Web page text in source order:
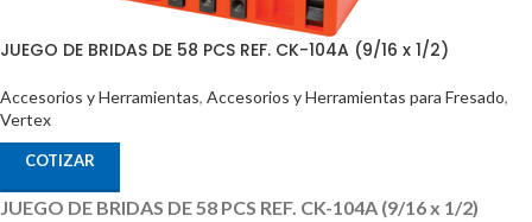
JUEGO DE BRIDAS DE 58 PCS REF. CK-104A (9/16 x 1/2)
Accesorios y Herramientas, Accesorios y Herramientas para Fresado,
Vertex
COTIZAR
JUEGO DE BRIDAS DE 58 PCS REF. CK-104A (9/16 x 1/2)